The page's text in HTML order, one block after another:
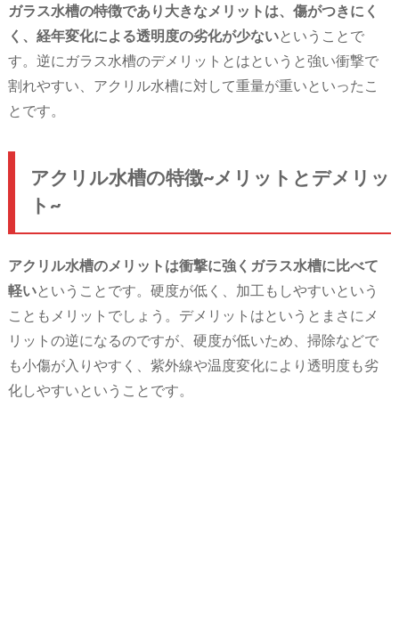
ガラス水槽の特徴であり大きなメリットは、傷がつきにく
く、経年変化による透明度の劣化が少ないということで
す。逆にガラス水槽のデメリットとはというと強い衝撃で
割れやすい、アクリル水槽に対して重量が重いといったこ
とです。
アクリル水槽の特徴~メリットとデメリッ
ト~
アクリル水槽のメリットは衝撃に強くガラス水槽に比べて
軽いということです。硬度が低く、加工もしやすいという
こともメリットでしょう。デメリットはというとまさにメ
リットの逆になるのですが、硬度が低いため、掃除などで
も小傷が入りやすく、紫外線や温度変化により透明度も劣
化しやすいということです。